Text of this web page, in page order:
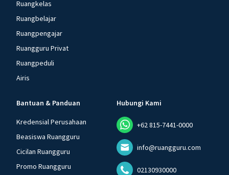
Ruangkelas
Ruangbelajar
Ruangpengajar
Ruangguru Privat
Ruangpeduli
Airis
Bantuan & Panduan
Kredensial Perusahaan
Beasiswa Ruangguru
Cicilan Ruangguru
Promo Ruangguru
Hubungi Kami
+62 815-7441-0000
info@ruangguru.com
02130930000